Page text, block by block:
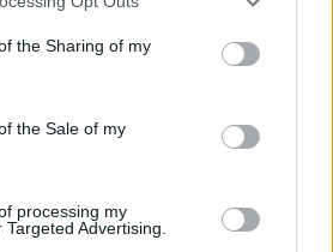
the Sharing of my
the Sale of my
processing my
Advertising.
Zjarri përfshin
flakët afrohen pranë
banesave